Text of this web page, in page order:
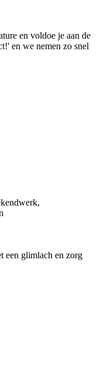
en voldoe je aan de
en we nemen zo snel
een glimlach en zorg